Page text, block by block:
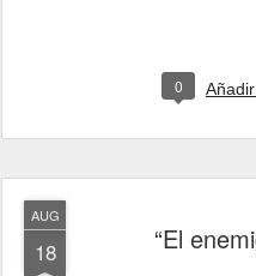
0
AUG
18 “El